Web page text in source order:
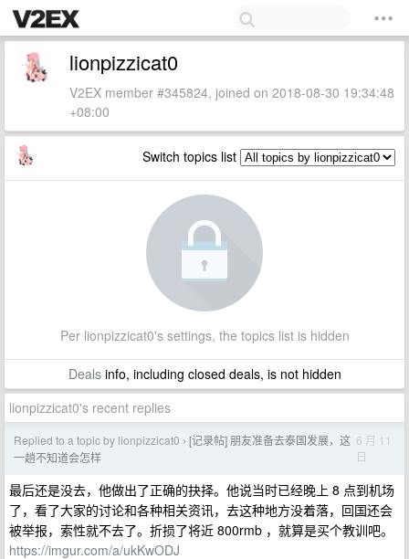
lionpizzicat0
V2EX member #345824, joined on 2018-08-30 19:34:48
+08:00
Switch topics list
Per lionpizzicat0's settings, the topics list is hidden
Dealsinfo, including closed deals, is not hidden
lionpizzicat0's recent replies
Replied to a topic by lionpizzicat0 › [记录帖] 朋友准备去泰国发展，这
一趟不知道会怎样
6 月 11
日
最后还是没去，他做出了正确的抉择。他说当时已经晚上 8 点到机场
了，看了大家的讨论和各种相关资讯，去这种地方没着落，回国还会
被举报，索性就不去了。折损了将近 800rmb ，就算是买个教训吧。
https://imgur.com/a/ukKwODJ